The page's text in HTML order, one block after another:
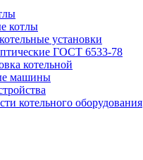
котлы
установки
ГОСТ 6533-78
котельной
машины
котельного оборудования